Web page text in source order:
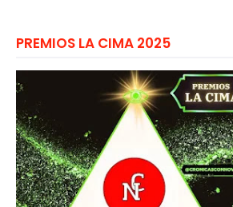
PREMIOS LA CIMA 2025